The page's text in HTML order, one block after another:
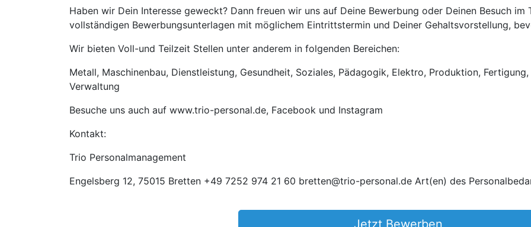
Haben wir Dein Interesse geweckt? Dann freuen wir uns auf Deine Bewerbung oder Deinen Besuch
vollständigen Bewerbungsunterlagen mit möglichem Eintrittstermin und Deiner Gehaltsvorstellung,
Wir bieten Voll-und Teilzeit Stellen unter anderem in folgenden Bereichen:
Metall, Maschinenbau, Dienstleistung, Gesundheit, Soziales, Pädagogik, Elektro, Produktion,
Verwaltung
Besuche uns auch auf www.trio-personal.de, Facebook und Instagram
Kontakt:
Trio Personalmanagement
Engelsberg 12, 75015 Bretten +49 7252 974 21 60 bretten@trio-personal.de Art(en) des
Jetzt Bewerben